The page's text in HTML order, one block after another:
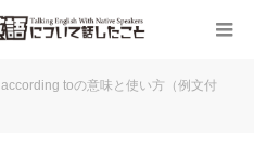
according toの意味と使い方（例文付